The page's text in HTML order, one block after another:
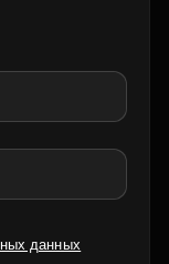
данных